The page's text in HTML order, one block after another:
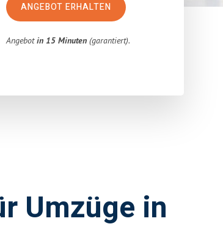
ANGEBOT ERHALTEN
Angebotin 15 Minuten (garantiert).
Umzüge in